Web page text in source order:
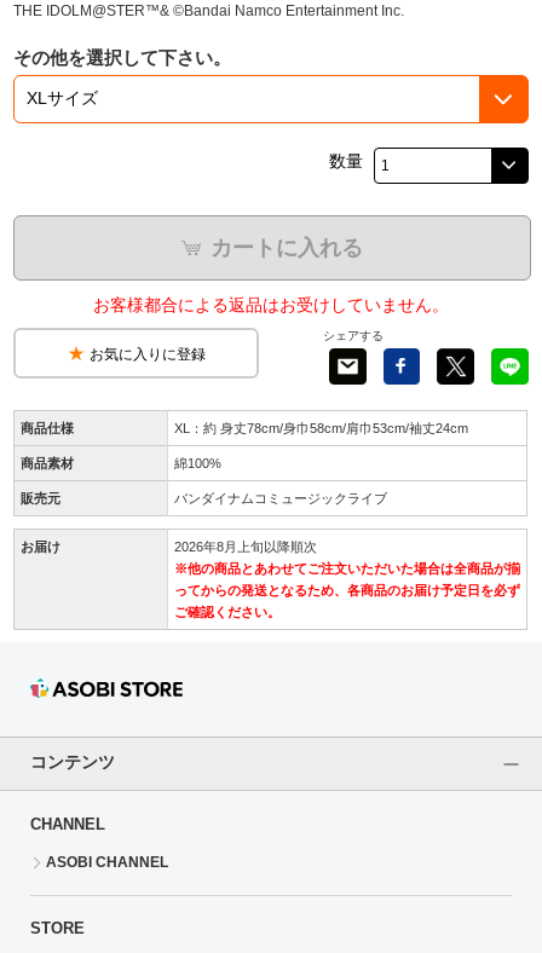
THE IDOLM@STER™& ©Bandai Namco Entertainment Inc.
その他を選択して下さい。
数量
カートに入れる
お客様都合による返品はお受けしていません。
お気に入りに登録
シェアする
商品仕様 XL：約 身丈78cm/身巾58cm/肩巾53cm/袖丈24cm
商品素材 綿100%
販売元 バンダイナムコミュージックライブ
お届け
2026年8月上旬以降順次
※他の商品とあわせてご注文いただいた場合は全商品が揃
ってからの発送となるため、各商品のお届け予定日を必ず
ご確認ください。
コンテンツ
CHANNEL
ASOBI CHANNEL
STORE